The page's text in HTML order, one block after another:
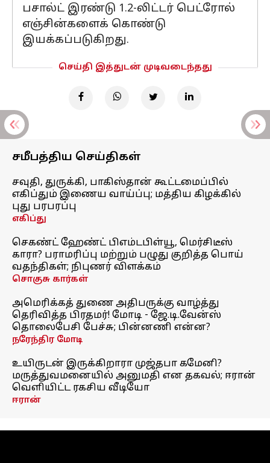
பசால்ட் இரண்டு 1.2-லிட்டர் பெட்ரோல்
எஞ்சின்களைக் கொண்டு
இயக்கப்படுகிறது.
செய்தி இத்துடன் முடிவடைந்தது
சமீபத்திய செய்திகள்
சவுதி, துருக்கி, பாகிஸ்தான் கூட்டமைப்பில்
எகிப்தும் இணைய வாய்ப்பு; மத்திய கிழக்கில்
புது பரபரப்பு
எகிப்து
செகண்ட் ஹேண்ட் பிஎம்டபிள்யூ, மெர்சிடீஸ்
காரா? பராமரிப்பு மற்றும் பழுது குறித்த பொய்
வதந்திகள்; நிபுணர் விளக்கம்
சொகுசு கார்கள்
அமெரிக்கத் துணை அதிபருக்கு வாழ்த்து
தெரிவித்த பிரதமர்! மோடி - ஜே.டி.வேன்ஸ்
தொலைபேசி பேச்சு; பின்னணி என்ன?
நரேந்திர மோடி
உயிருடன் இருக்கிறாரா முஜ்தபா கமேனி?
மருத்துவமனையில் அனுமதி என தகவல்; ஈரான்
வெளியிட்ட ரகசிய வீடியோ
ஈரான்